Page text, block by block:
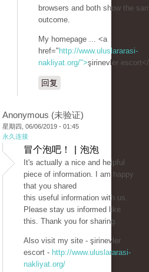
browsers and both show the
outcome.
My homepage ... <a
href=" http://www.uluslararasi-
nakliyat.org/">şirinevler
回复
Anonymous (未验证)
星期四, 06/06/2019 - 01:45
永久连接
冒个泡吧！ | 泡泡
It's actually a nice and helpful
piece of information. I am happy
that you shared
this useful information with us.
Please stay us informed like
this. Thank you for sharing.
Also visit my site - şirinevler
escort - http://www.uluslararasi-
nakliyat.org/